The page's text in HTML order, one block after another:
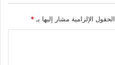
الحقول الإلزامية مشار إليها بـ *